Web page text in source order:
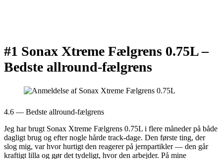
#1 Sonax Xtreme Fælgrens 0.75L –
Bedste allround-fælgrens
4.6 — Bedste allround-fælgrens
Jeg har brugt Sonax Xtreme Fælgrens 0.75L i flere måneder på både
dagligt brug og efter nogle hårde track-dage. Den første ting, der
slog mig, var hvor hurtigt den reagerer på jernpartikler — den går
kraftigt lilla og gør det tydeligt, hvor den arbejder. På mine